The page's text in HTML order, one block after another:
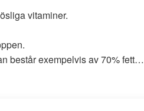
vitaminer.
består exempelvis av 70% fett…